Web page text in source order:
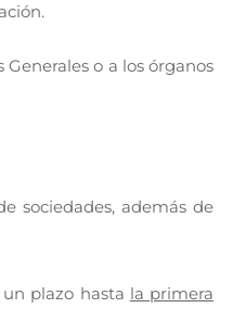
o a los órganos
sociedades, además de
plazo hasta la primera